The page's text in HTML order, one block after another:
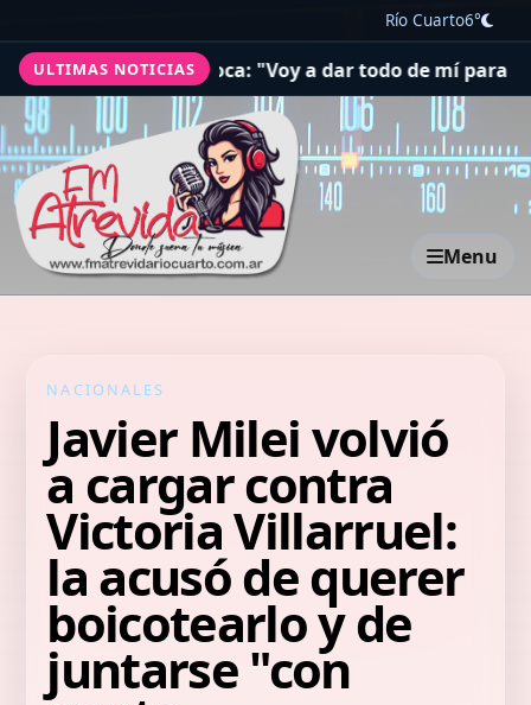
Río Cuarto6°
ULTIMAS NOTICIAS
a Boca: "Voy a dar todo de mí para lograr
Menu
NACIONALES
Javier Milei volvió
a cargar contra
Victoria Villarruel:
la acusó de querer
boicotearlo y de
juntarse "con